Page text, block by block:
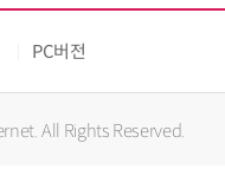
PC버전
All Rights Reserved.